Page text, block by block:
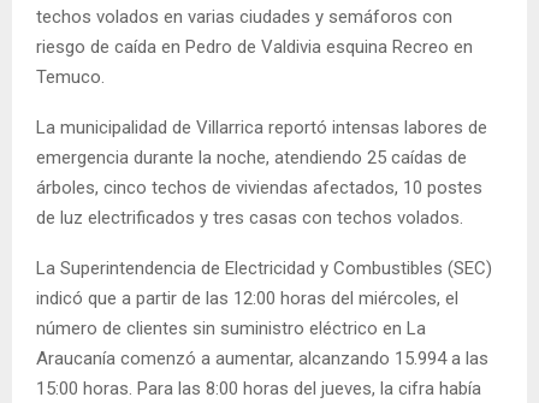
techos volados en varias ciudades y semáforos con
riesgo de caída en Pedro de Valdivia esquina Recreo en
Temuco.
La municipalidad de Villarrica reportó intensas labores de
emergencia durante la noche, atendiendo 25 caídas de
árboles, cinco techos de viviendas afectados, 10 postes
de luz electrificados y tres casas con techos volados.
La Superintendencia de Electricidad y Combustibles (SEC)
indicó que a partir de las 12:00 horas del miércoles, el
número de clientes sin suministro eléctrico en La
Araucanía comenzó a aumentar, alcanzando 15.994 a las
15:00 horas. Para las 8:00 horas del jueves, la cifra había